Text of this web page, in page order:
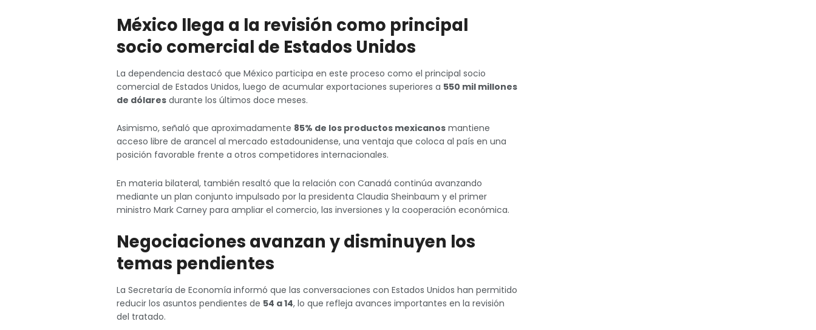
México llega a la revisión como principal
socio comercial de Estados Unidos
La dependencia destacó que México participa en este proceso como el principal socio
comercial de Estados Unidos, luego de acumular exportaciones superiores a 550 mil millones
de dólares durante los últimos doce meses.
Asimismo, señaló que aproximadamente 85% de los productos mexicanos mantiene
acceso libre de arancel al mercado estadounidense, una ventaja que coloca al país en una
posición favorable frente a otros competidores internacionales.
En materia bilateral, también resaltó que la relación con Canadá continúa avanzando
mediante un plan conjunto impulsado por la presidenta Claudia Sheinbaum y el primer
ministro Mark Carney para ampliar el comercio, las inversiones y la cooperación económica.
Negociaciones avanzan y disminuyen los
temas pendientes
La Secretaría de Economía informó que las conversaciones con Estados Unidos han permitido
reducir los asuntos pendientes de 54 a 14, lo que refleja avances importantes en la revisión
del tratado.